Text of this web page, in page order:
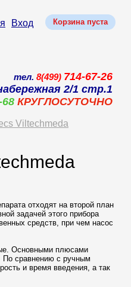
Корзина пуста
Вход
тел. 8(499) 714-67-26
2/1 стр.1
КРУГЛОСУТОЧНО
Viltechmeda
отходят на второй план
задачей этого прибора
средств, при чем насос
Основными плюсами
По сравнению с ручным
и время введения, а так